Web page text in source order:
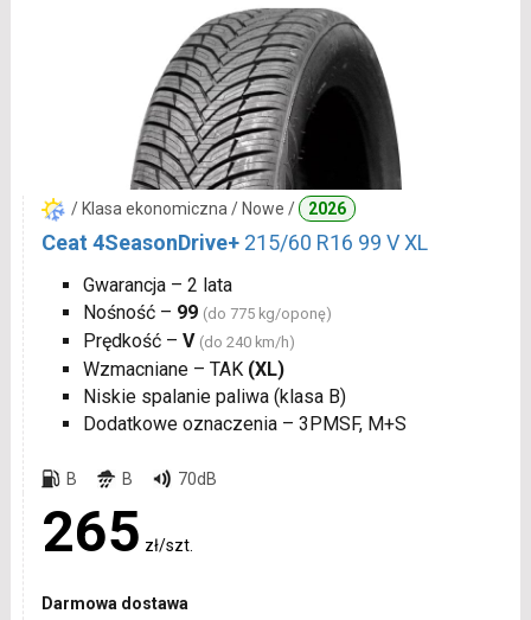
/ Klasa ekonomiczna / Nowe / 2026
Ceat 4SeasonDrive+ 215/60 R16 99 V XL
Gwarancja – 2 lata
Nośność – 99 (do 775 kg/oponę)
Prędkość – V (do 240 km/h)
Wzmacniane – TAK (XL)
Niskie spalanie paliwa (klasa B)
Dodatkowe oznaczenia – 3PMSF, M+S
B B 70dB
265 zł/szt.
Darmowa dostawa